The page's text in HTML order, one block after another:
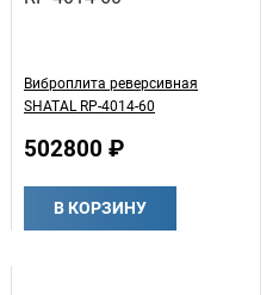
Виброплита реверсивная
SHATAL RP-4014-60
502800 ₽
В КОРЗИНУ